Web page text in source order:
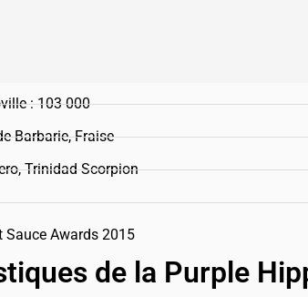
: 103 000
Barbarie, Fraise
Trinidad Scorpion
Sauce Awards 2015
de la Purple